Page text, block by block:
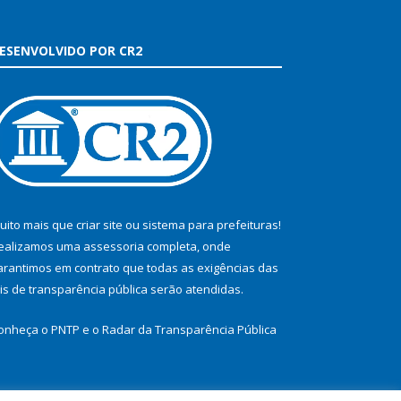
POR CR2
mais que criar site ou sistema para prefeituras!
uma assessoria completa, onde
em contrato que todas as exigências das
de transparência pública serão atendidas.
o PNTP e o Radar da Transparência Pública